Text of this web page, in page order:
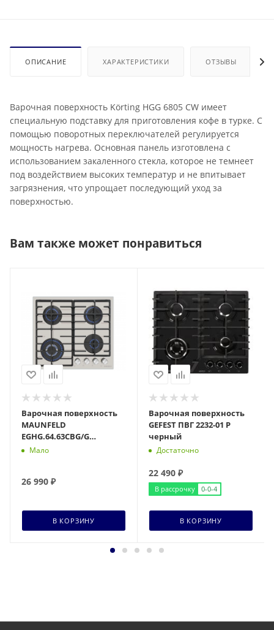
ОПИСАНИЕ ХАРАКТЕРИСТИКИ ОТЗЫВЫ
Варочная поверхность Körting HGG 6805 CW имеет
специальную подставку для приготовления кофе в турке. С
помощью поворотных переключателей регулируется
мощность нагрева. Основная панель изготовлена с
использованием закаленного стекла, которое не темнеет
под воздействием высоких температур и не впитывает
загрязнения, что упрощает последующий уход за
поверхностью.
Вам также может понравиться
Варочная поверхность
MAUNFELD
EGHG.64.63CBG/G
бежевый
Мало
26 990 ₽
В КОРЗИНУ
Варочная поверхность
GEFEST ПВГ 2232-01 Р
черный
Достаточно
22 490 ₽
В рассрочку 0-0-4
В КОРЗИНУ